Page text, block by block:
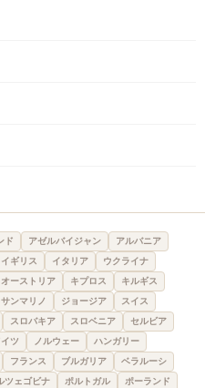
ド アゼルバイジャン
アルバニア
イギリス イタリア
ウクライナ
オーストリア キプロス
キルギス
サンマリノ ジョージア
スイス
スロバキア スロベニア
セルビア
イツ ノルウェー
ハンガリー
フランス ブルガリア
ベラルーシ
ツェゴビナ ポルトガル
ポーランド